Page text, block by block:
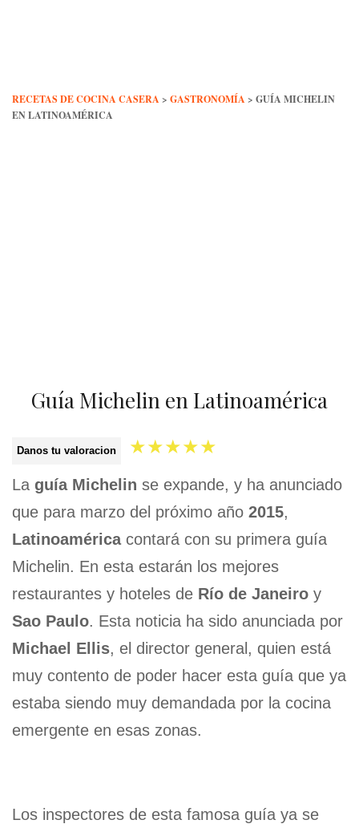
RECETAS DE COCINA CASERA > GASTRONOMÍA > GUÍA MICHELIN
EN LATINOAMÉRICA
Guía Michelin en Latinoamérica
Danos tu valoracion ★★★★★
La guía Michelin se expande, y ha anunciado
que para marzo del próximo año 2015,
Latinoaméricacontará con su primera guía
Michelin. En esta estarán los mejores
restaurantes y hoteles de Río de Janeiro y
Sao Paulo. Esta noticia ha sido anunciada por
Michael Ellis, el director general, quien está
muy contento de poder hacer esta guía que ya
estaba siendo muy demandada por la cocina
emergente en esas zonas.
Los inspectores de esta famosa guía ya se